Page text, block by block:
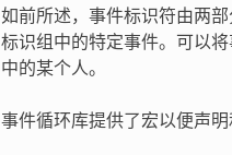
如前所述，事件标识符由两
标识组中的特定事件。可以
中的某个人。
事件循环库提供了宏以便声明